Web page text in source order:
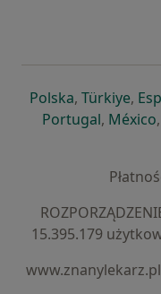
Polskaotwiera się
, Türkiye,
Portugalotwiera
, México,
15.395.179